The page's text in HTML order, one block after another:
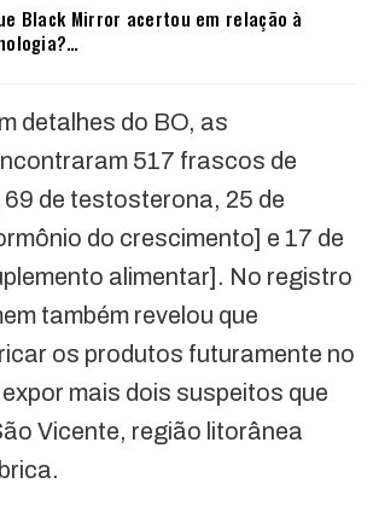
Black Mirror acertou em relação à
detalhes do BO, as
517 frascos de
de testosterona, 25 de
do crescimento] e 17 de
alimentar]. No registro
também revelou que
os produtos futuramente no
expor mais dois suspeitos que
Vicente, região litorânea